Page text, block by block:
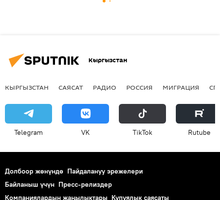
Кыргызстан
КЫРГЫЗСТАН САЯСАТ РАДИО РОССИЯ МИГРАЦИЯ
Telegram VK ТikТоk Rutube
Долбоор жөнүндө Пайдалануу эрежелери
Байланыш үчүн Пресс-релиздер
Компаниялардын жаңылыктары Купуялык саясаты